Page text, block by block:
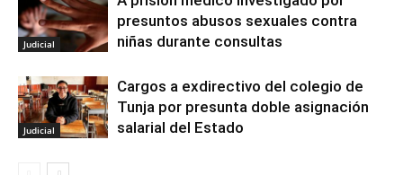
Judicial
presuntos abusos sexuales contra
niñas durante consultas
Judicial
Cargos a exdirectivo del colegio de
Tunja por presunta doble asignación
salarial del Estado